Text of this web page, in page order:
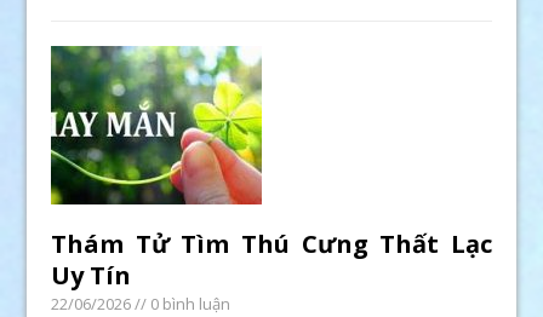
Thám Tử Tìm Thú Cưng Thất Lạc
Uy Tín
22/06/2026// 0 bình luận